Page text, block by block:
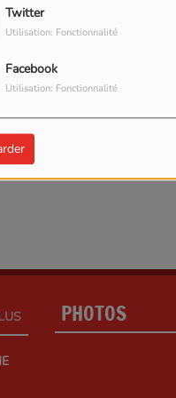
Twitter
Utilisation: Fonctionnalité
Facebook
Utilisation: Fonctionnalité
PHOTOS